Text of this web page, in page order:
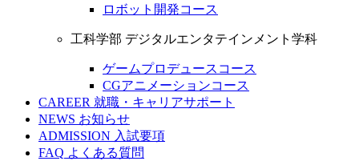
ロボット開発コース
工科学部 デジタルエンタテインメント学科
ゲームプロデュースコース
CGアニメーションコース
CAREER 就職・キャリアサポート
NEWS お知らせ
ADMISSION 入試要項
FAQ よくある質問